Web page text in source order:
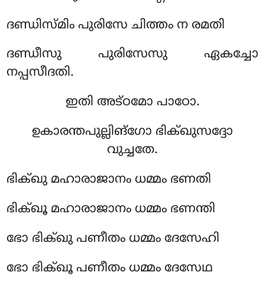
ദണ്ഡിസ്മിം പുരിസേ ചിത്തം ന രമതി
ദണ്ഡീസു പുരിസേസു ഏകച്ചോ
നപ്പസീദതി.
ഇതി അട്ഠമോ പാഠോ.
ഉകാരന്തപുല്ലിങ്ഗോ ഭിക്ഖുസദ്ദോ
വുച്ചതേ.
ഭിക്ഖു മഹാരാജാനം ധമ്മം ഭണതി
ഭിക്ഖൂ മഹാരാജാനം ധമ്മം ഭണന്തി
ഭോ ഭിക്ഖു പണീതം ധമ്മം ദേസേഹി
ഭോ ഭിക്ഖൂ പണീതം ധമ്മം ദേസേഥ